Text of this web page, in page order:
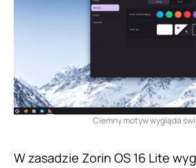
Ciemny motyw wygląda
W zasadzie Zorin OS 16 Lite